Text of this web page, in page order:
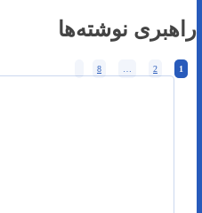
راهبری نوشته‌ها
1
2
8